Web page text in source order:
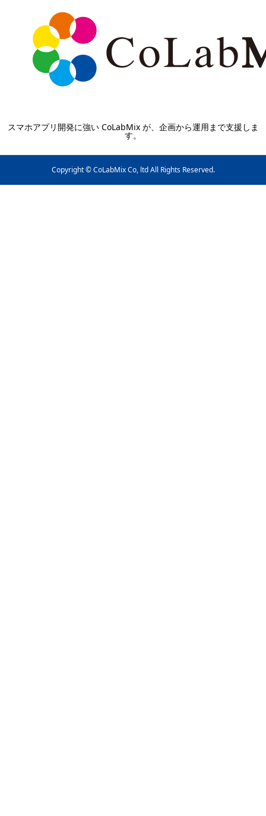
スマホアプリ開発に強い CoLabMix が、企画から運用まで支援しま
す。
Copyright © CoLabMix Co, ltd All Rights Reserved.